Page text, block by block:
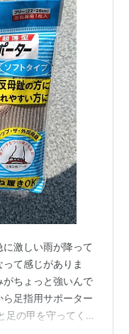
激しい雨が降って
て感じがありま
ちょっと強いんで
足指用サポーター
足の甲を守ってくれ